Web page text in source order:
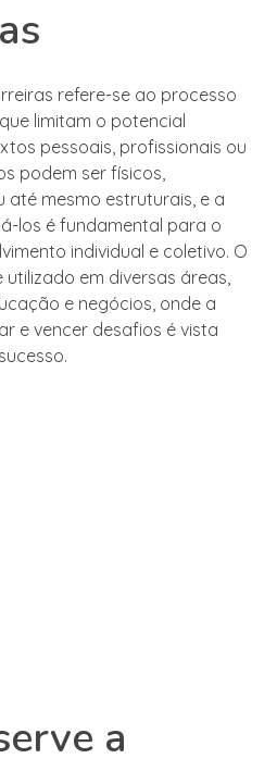
refere-se ao processo
limitam o potencial
pessoais, profissionais ou
podem ser físicos,
até mesmo estruturais, e a
los é fundamental para o
individual e coletivo. O
em diversas áreas,
e negócios, onde a
e vencer desafios é vista
a